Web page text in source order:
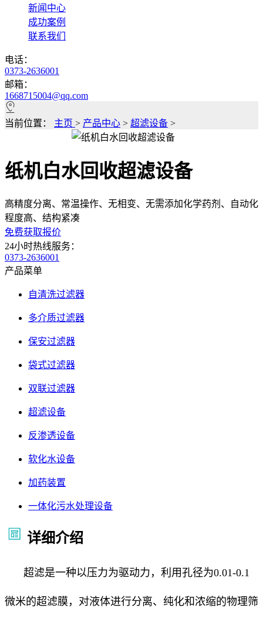
新闻中心
成功案例
联系我们
电话：
0373-2636001
邮箱：
1668715004@qq.com
当前位置： 主页 > 产品中心 > 超滤设备 >
纸机白水回收超滤设备
高精度分离、常温操作、无相变、无需添加化学药剂、自动化
程度高、结构紧凑
免费获取报价
24小时热线服务：
0373-2636001
产品菜单
自清洗过滤器
多介质过滤器
保安过滤器
袋式过滤器
双联过滤器
超滤设备
反渗透设备
软化水设备
加药装置
一体化污水处理设备
详细介绍
超滤是一种以压力为驱动力，利用孔径为0.01-0.1
微米的超滤膜，对液体进行分离、纯化和浓缩的物理筛